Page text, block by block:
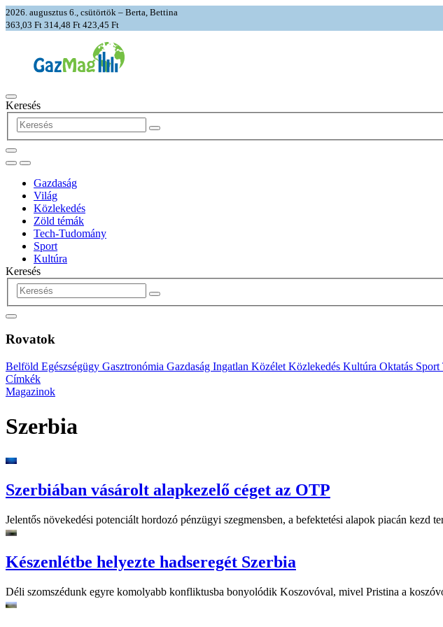
2026. augusztus 6., csütörtök – Berta, Bettina
363,03 Ft 314,48 Ft 423,45 Ft
Keresés
Gazdaság
Világ
Közlekedés
Zöld témák
Tech-Tudomány
Sport
Kultúra
Keresés
Rovatok
Belföld Egészségügy Gasztronómia Gazdaság Ingatlan Közélet Közlekedés Kultúra Oktatás Sport
Címkék
Magazinok
Szerbia
Szerbiában vásárolt alapkezelő céget az OTP
Jelentős növekedési potenciált hordozó pénzügyi szegmensben, a befektetési alapok piacán kezd
Készenlétbe helyezte hadseregét Szerbia
Déli szomszédunk egyre komolyabb konfliktusba bonyolódik Koszovóval, mivel Pristina a